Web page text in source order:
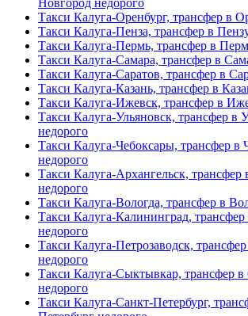
Такси Калуга-Оренбург, трансфер в
Такси Калуга-Пенза, трансфер в
Такси Калуга-Пермь, трансфер в
Такси Калуга-Самара, трансфер в
Такси Калуга-Саратов, трансфер в
Такси Калуга-Казань, трансфер в
Такси Калуга-Ижевск, трансфер в
Такси Калуга-Ульяновск, трансфер в
недорого
Такси Калуга-Чебоксары, трансфер в
недорого
Такси Калуга-Архангельск, трансфер
недорого
Такси Калуга-Вологда, трансфер в
Такси Калуга-Калининград,
недорого
Такси Калуга-Петрозаводск,
недорого
Такси Калуга-Сыктывкар, трансфер
недорого
Такси Калуга-Санкт-Петербург,